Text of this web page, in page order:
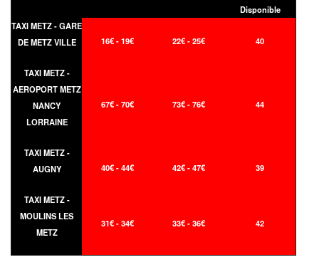
Disponible
TAXI METZ - GARE
DE METZ VILLE
16€ - 19€ 22€ - 25€ 40
TAXI METZ -
AEROPORT METZ
NANCY
LORRAINE
67€ - 70€ 73€ - 76€ 44
TAXI METZ -
AUGNY
40€ - 44€ 42€ - 47€ 39
TAXI METZ -
MOULINS LES
METZ
31€ - 34€ 33€ - 36€ 42